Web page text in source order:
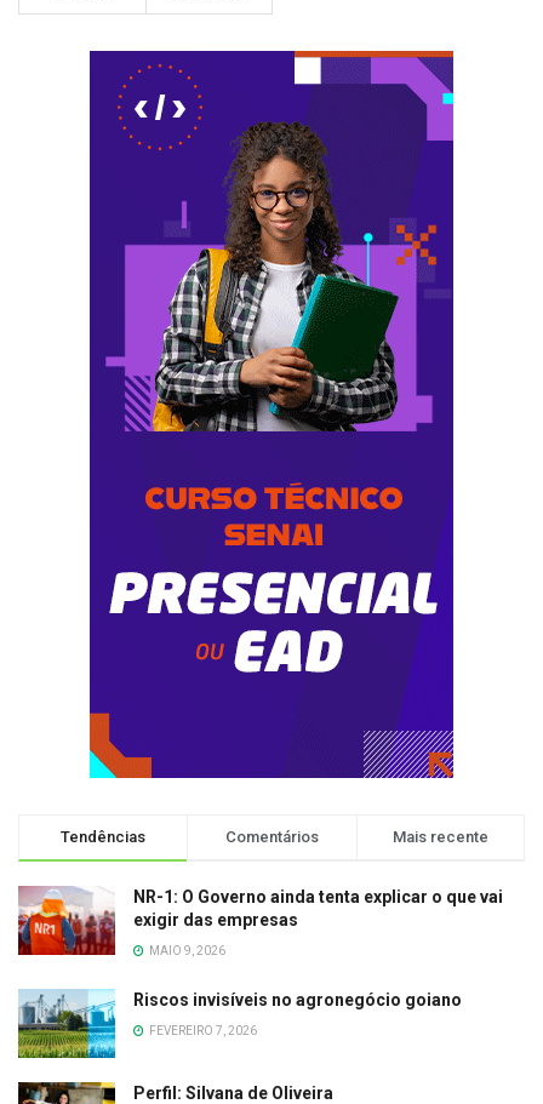
Tendências Comentários Mais recente
NR-1: O Governo ainda tenta explicar o que vai
exigir das empresas
MAIO 9, 2026
Riscos invisíveis no agronegócio goiano
FEVEREIRO 7, 2026
Perfil: Silvana de Oliveira